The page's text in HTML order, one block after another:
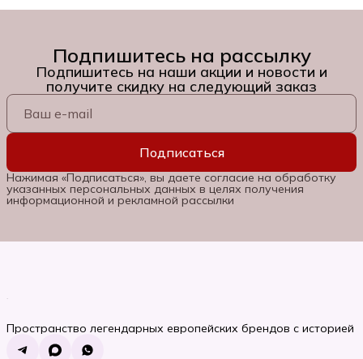
Подпишитесь на рассылку
Подпишитесь на наши акции и новости и
получите скидку на следующий заказ
Подписаться
Нажимая «Подписаться», вы даете согласие на обработку
указанных персональных данных в целях получения
информационной и рекламной рассылки
Пространство легендарных европейских брендов с историей